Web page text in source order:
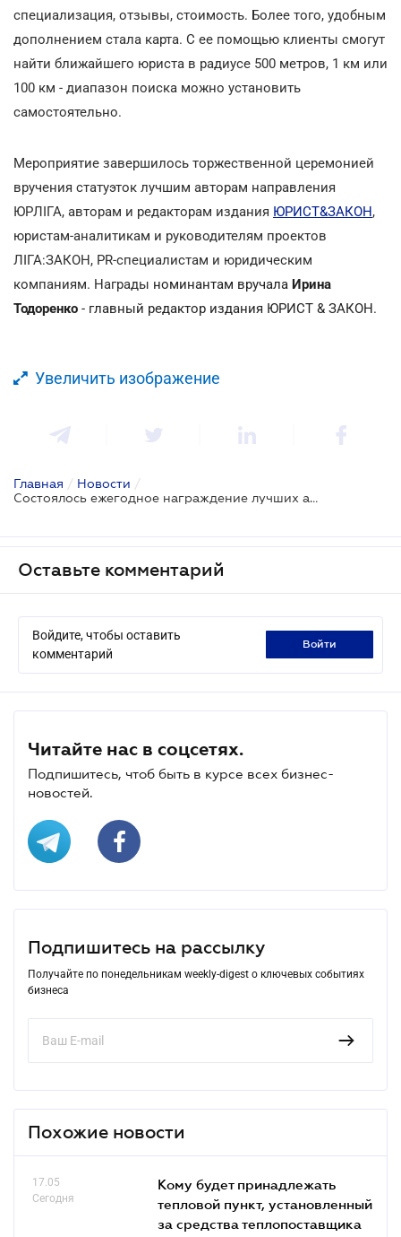
специализация, отзывы, стоимость. Более того, удобным
дополнением стала карта. С ее помощью клиенты смогут
найти ближайшего юриста в радиусе 500 метров, 1 км или
100 км - диапазон поиска можно установить
самостоятельно.
Мероприятие завершилось торжественной церемонией
вручения статуэток лучшим авторам направления
ЮРЛІГА, авторам и редакторам издания ЮРИСТ&ЗАКОН,
юристам-аналитикам и руководителям проектов
ЛІГА:ЗАКОН, PR-специалистам и юридическим
компаниям. Награды номинантам вручала Ирина
Тодоренко - главный редактор издания ЮРИСТ & ЗАКОН.
Увеличить изображение
Главная / Новости /
Состоялось ежегодное награждение лучших авторов юридических ресурсов ЛІГА:ЗАКОН
Оставьте комментарий
Войдите, чтобы оставить
комментарий
войти
Читайте нас в соцсетях.
Подпишитесь, чтоб быть в курсе всех бизнес-
новостей.
Подпишитесь на рассылку
Получайте по понедельникам weekly-digest о ключевых событиях
бизнеса
Похожие новости
17.05
Сегодня
Кому будет принадлежать
тепловой пункт, установленный
за средства теплопоставщика